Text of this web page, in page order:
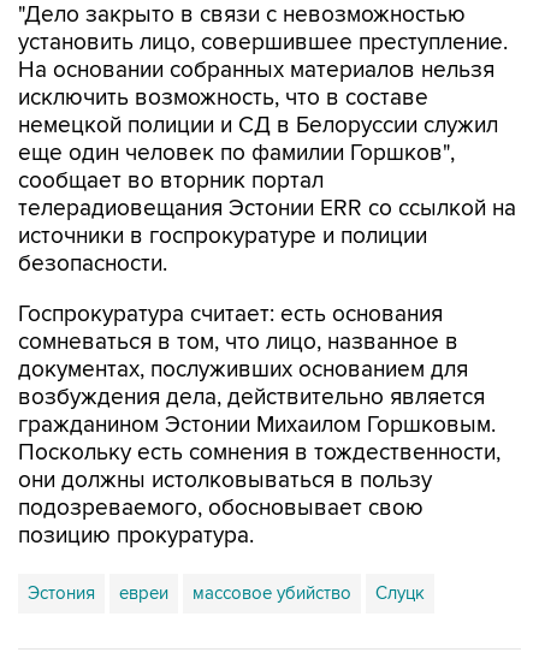
"Дело закрыто в связи с невозможностью
установить лицо, совершившее преступление.
На основании собранных материалов нельзя
исключить возможность, что в составе
немецкой полиции и СД в Белоруссии служил
еще один человек по фамилии Горшков",
сообщает во вторник портал
телерадиовещания Эстонии ERR со ссылкой на
источники в госпрокуратуре и полиции
безопасности.
Госпрокуратура считает: есть основания
сомневаться в том, что лицо, названное в
документах, послуживших основанием для
возбуждения дела, действительно является
гражданином Эстонии Михаилом Горшковым.
Поскольку есть сомнения в тождественности,
они должны истолковываться в пользу
подозреваемого, обосновывает свою
позицию прокуратура.
Эстония евреи массовое убийство Слуцк